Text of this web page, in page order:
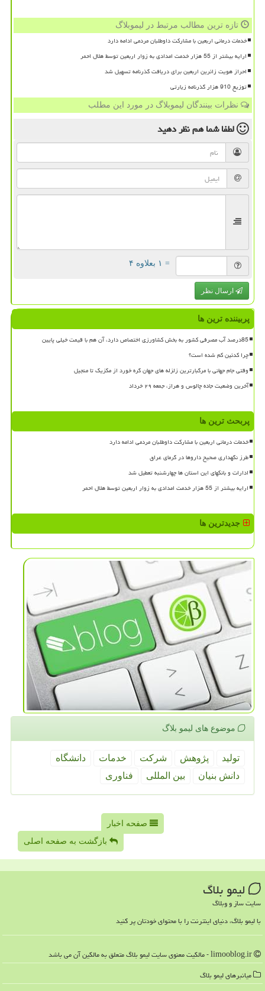
تازه ترین مطالب مرتبط در لیموبلاگ
خدمات درمانی اربعین با مشارکت داوطلبان مردمی ادامه دارد
ارایه بیشتر از 55 هزار خدمت امدادی به زوار اربعین توسط هلال احمر
احراز هویت زائرین اربعین برای دریافت گذرنامه تسهیل شد
توزیع 910 هزار گذرنامه زیارتی
نظرات بینندگان لیموبلاگ در مورد این مطلب
لطفا شما همنظر دهید
= ۱ بعلاوه ۴
ارسال نظر
پربیننده ترین ها
85درصد آب مصرفی کشور به بخش کشاورزی اختصاص دارد، آن هم با قیمت خیلی پایین
چرا کدئین کم شده است؟
وقتی جام جهانی با مرگبارترین زلزله های جهان گره خورد از مکزیک تا منجیل
آخرین وضعیت جاده چالوس و هراز، جمعه ۲۹ خرداد
پربحث ترین ها
خدمات درمانی اربعین با مشارکت داوطلبان مردمی ادامه دارد
طرز نگهداری صحیح داروها در گرمای عراق
ادارات و بانکهای این استان ها چهارشنبه تعطیل شد
ارایه بیشتر از 55 هزار خدمت امدادی به زوار اربعین توسط هلال احمر
جدیدترین ها
موضوع های لیمو بلاگ
تولید پژوهش شركت خدمات
دانشگاه
دانش بنیان
بین المللی فناوری
صفحه اخبار
بازگشت به صفحه اصلی
لیمو بلاگ
سایت ساز و وبلاگ
با لیمو بلاگ، دنیای اینترنت را با محتوای خودتان پر کنید
میانبرهای لیمو بلاگ